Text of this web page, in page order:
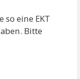
eine EKT
Bitte